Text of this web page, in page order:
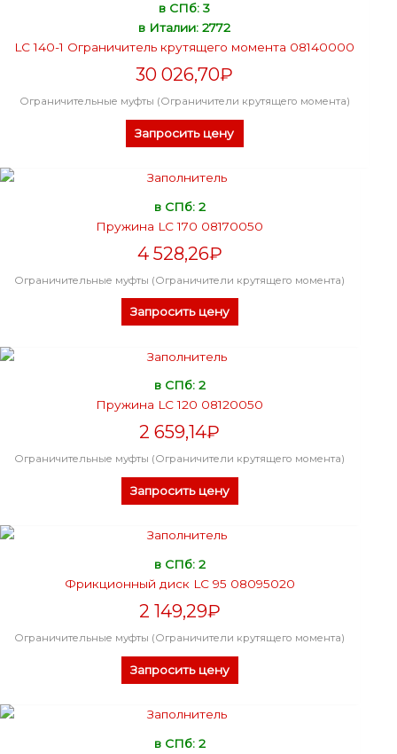
в СПб: 3
в Италии: 2772
LC 140-1 Ограничитель крутящего момента 08140000
30 026,70₽
Ограничительные муфты (Ограничители крутящего момента)
Запросить цену
в СПб: 2
Пружина LC 170 08170050
4 528,26₽
Ограничительные муфты (Ограничители крутящего момента)
Запросить цену
в СПб: 2
Пружина LC 120 08120050
2 659,14₽
Ограничительные муфты (Ограничители крутящего момента)
Запросить цену
в СПб: 2
Фрикционный диск LC 95 08095020
2 149,29₽
Ограничительные муфты (Ограничители крутящего момента)
Запросить цену
в СПб: 2